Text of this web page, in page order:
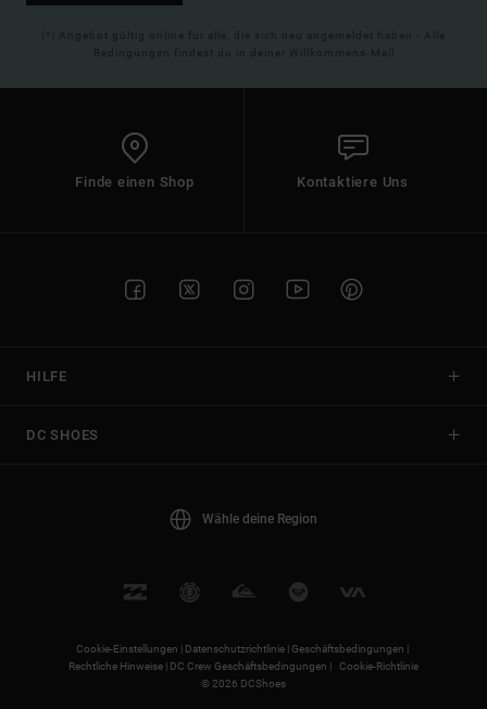
(*) Angebot gültig online für alle, die sich neu angemeldet haben - Alle
Bedingungen findest du in deiner Willkommens-Mail
Finde einen Shop Kontaktiere Uns
HILFE
DC SHOES
Wähle deine Region
Cookie-Einstellungen | Datenschutzrichtlinie |Geschäftsbedingungen |
Rechtliche Hinweise | DC Crew Geschäftsbedingungen |
Cookie-Richtlinie
© 2026 DCShoes